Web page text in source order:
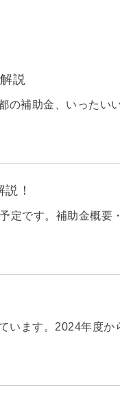
説
の補助金、いったい
！
定です。補助金概要
います。2024年度か